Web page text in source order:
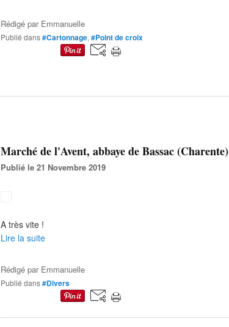
Rédigé par Emmanuelle
Publié dans#Cartonnage, #Point de croix
Marché de l'Avent, abbaye de Bassac (Charente)
Publié le 21 Novembre 2019
A très vite !
Lire la suite
Rédigé par Emmanuelle
Publié dans#Divers